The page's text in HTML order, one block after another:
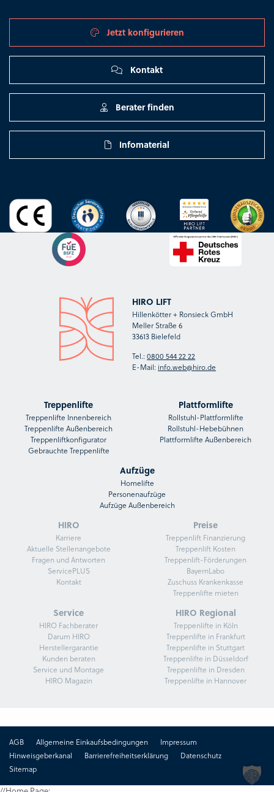
Jetzt konfigurieren
Kontakt
Berater finden
Infomaterial
HIRO LIFT
Hillenkötter + Ronsieck GmbH
Meller Straße 6
33613 Bielefeld
Tel.:0800 544 22 22
E-Mail: info.web@hiro.de
Treppenlifte
Treppenlifte Innenbereich
Treppenlifte Außenbereich
Treppenliftkonfigurator
Gebrauchte Treppenlifte
Plattformlifte
Rollstuhl-Plattformlifte
Rollstuhl-Hebebühnen
Plattformlifte Außenbereich
Aufzüge
Homelifte
Personenaufzüge
Aufzüge Außenbereich
HIRO
Karriere
Aktuelle Stellenangebote
Fragen und Antworten
ServicePLUS
Kontakt
Preise
Treppenlift Finanzierung
Treppenlift Kosten
Treppenlift-Förderungen
BayernLabo
Zuschuss Krankenkasse
Treppenlifte mieten
Service
HIRO Fachberater
Darum HIRO
Herstellergarantie
Kunden beraten
Service und Montage
HIRO Magazin
HIRO Regional
Treppenlifte in Köln
Treppenlifte in Frankfurt
Treppenlifte in Stuttgart
Treppenlifte in Düsseldorf
Treppenlifte in Dresden
Treppenlifte in Hannover
AGB Allgemeine Einkaufsbedingungen
Impressum
Hinweisgeberkanal
Barrierefreiheitserklärung
Datenschutz
Sitemap